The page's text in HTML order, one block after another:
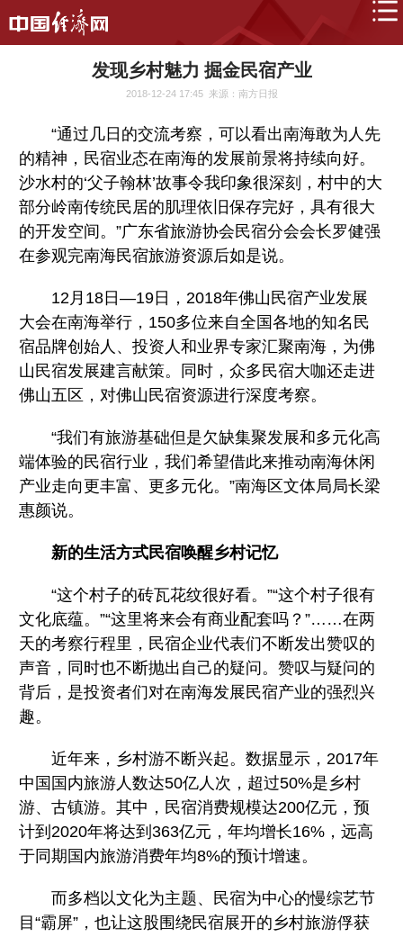
发现乡村魅力 掘金民宿产业
2018-12-24 17:45 来源：南方日报
“通过几日的交流考察，可以看出南海敢为人先
的精神，民宿业态在南海的发展前景将持续向好。
沙水村的‘父子翰林’故事令我印象很深刻，村中的大
部分岭南传统民居的肌理依旧保存完好，具有很大
的开发空间。”广东省旅游协会民宿分会会长罗健强
在参观完南海民宿旅游资源后如是说。
12月18日—19日，2018年佛山民宿产业发展
大会在南海举行，150多位来自全国各地的知名民
宿品牌创始人、投资人和业界专家汇聚南海，为佛
山民宿发展建言献策。同时，众多民宿大咖还走进
佛山五区，对佛山民宿资源进行深度考察。
“我们有旅游基础但是欠缺集聚发展和多元化高
端体验的民宿行业，我们希望借此来推动南海休闲
产业走向更丰富、更多元化。”南海区文体局局长梁
惠颜说。
新的生活方式民宿唤醒乡村记忆
“这个村子的砖瓦花纹很好看。”“这个村子很有
文化底蕴。”“这里将来会有商业配套吗？”……在两
天的考察行程里，民宿企业代表们不断发出赞叹的
声音，同时也不断抛出自己的疑问。赞叹与疑问的
背后，是投资者们对在南海发展民宿产业的强烈兴
趣。
近年来，乡村游不断兴起。数据显示，2017年
中国国内旅游人数达50亿人次，超过50%是乡村
游、古镇游。其中，民宿消费规模达200亿元，预
计到2020年将达到363亿元，年均增长16%，远高
于同期国内旅游消费年均8%的预计增速。
而多档以文化为主题、民宿为中心的慢综艺节
目“霸屏”，也让这股围绕民宿展开的乡村旅游俘获